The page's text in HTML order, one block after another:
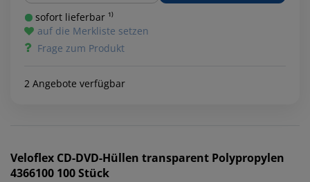
sofort lieferbar ¹⁾
auf die Merkliste setzen
Frage zum Produkt
2 Angebote verfügbar
Veloflex CD-DVD-Hüllen transparent Polypropylen
4366100 100 Stück